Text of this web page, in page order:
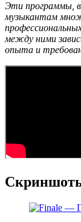
Эти программы,
музыкантам
между ними
опыта и